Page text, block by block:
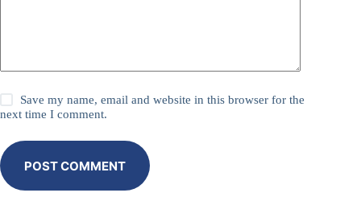
Save my name, email and website in this browser for the
next time I comment.
POST COMMENT